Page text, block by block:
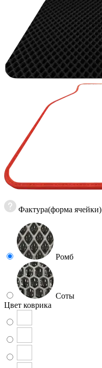
Фактура(форма ячейки)
Ромб
Соты
Цвет коврика